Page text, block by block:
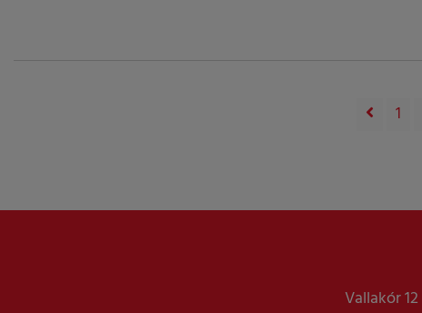
1
Vallakór 12